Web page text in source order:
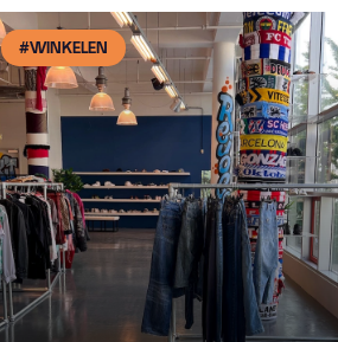
#WINKELEN